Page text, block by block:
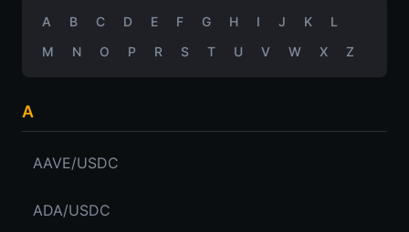
A B C D E F G H I J K
L
M
N O P R S T U V W X Z
A
AAVE/USDC
ADA/USDC